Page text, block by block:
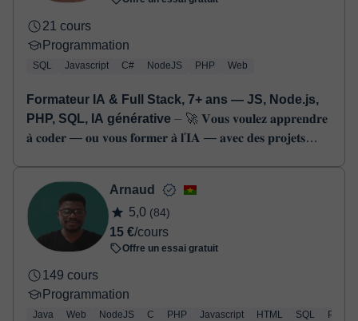
21 cours
Programmation
SQL Javascript C# NodeJS PHP Web
Formateur IA & Full Stack, 7+ ans — JS, Node.js,
PHP, SQL, IA générative ⏤ 🚀 𝐕𝐨𝐮𝐬 𝐯𝐨𝐮𝐥𝐞𝐳 𝐚𝐩𝐩𝐫𝐞𝐧𝐝𝐫𝐞
𝐚̀ 𝐜𝐨𝐝𝐞𝐫 — 𝐨𝐮 𝐯𝐨𝐮𝐬 𝐟𝐨𝐫𝐦𝐞𝐫 𝐚̀ 𝐥'𝐈𝐀 — 𝐚𝐯𝐞𝐜 𝐝𝐞𝐬 𝐩𝐫𝐨𝐣𝐞𝐭𝐬
Arnaud
5,0 (84)
15 €/cours
Offre un essai gratuit
149 cours
Programmation
Java Web NodeJS C PHP Javascript HTML SQL Python